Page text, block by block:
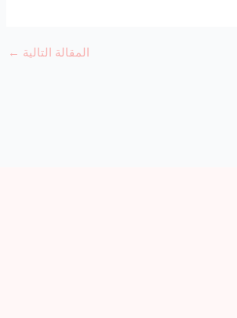
المقالة التالية ←